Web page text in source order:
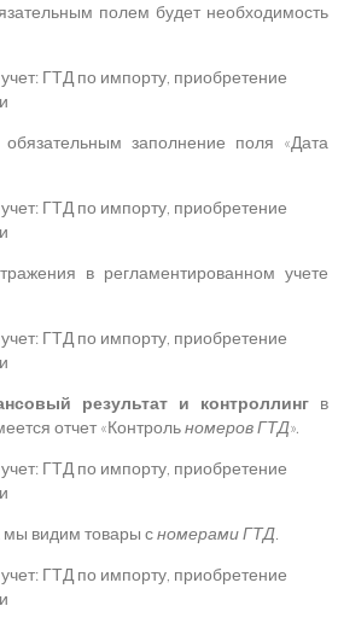
полем будет необходимость
заполнение поля «Дата
в регламентированном учете
результат и контроллинг в
отчет «Контрольномеров ГТД».
видим товары сномерами ГТД.